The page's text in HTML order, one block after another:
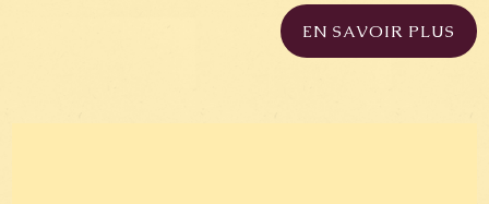
EN SAVOIR PLUS